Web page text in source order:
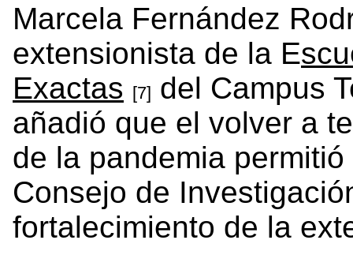
Marcela Fernández
extensionista de la E
Exactas [7] del Campus
añadió que el volver a
de la pandemia
Consejo de
fortalecimiento de la